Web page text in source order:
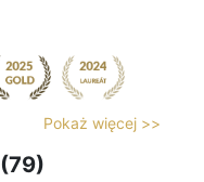
Pokaż więcej >>
(79)